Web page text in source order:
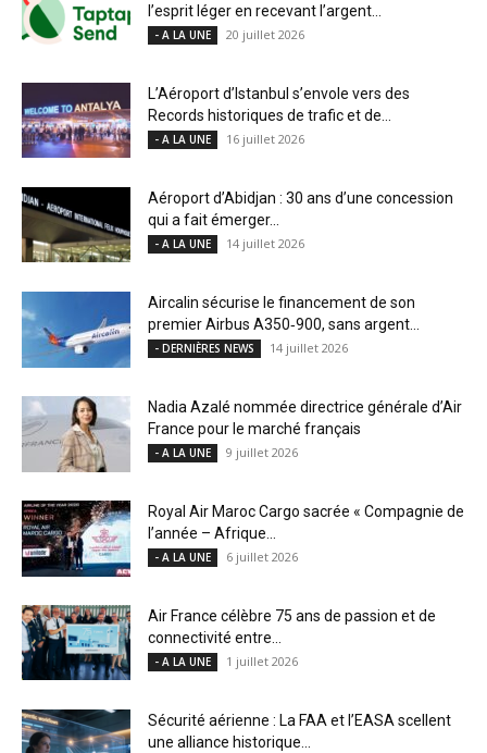
l’esprit léger en recevant l’argent...
- A LA UNE 20 juillet 2026
L’Aéroport d’Istanbul s’envole vers des
Records historiques de trafic et de...
- A LA UNE 16 juillet 2026
Aéroport d’Abidjan : 30 ans d’une concession
qui a fait émerger...
- A LA UNE 14 juillet 2026
Aircalin sécurise le financement de son
premier Airbus A350‑900, sans argent...
- DERNIÈRES NEWS 14 juillet 2026
Nadia Azalé nommée directrice générale d’Air
France pour le marché français
- A LA UNE 9 juillet 2026
Royal Air Maroc Cargo sacrée « Compagnie de
l’année – Afrique...
- A LA UNE 6 juillet 2026
Air France célèbre 75 ans de passion et de
connectivité entre...
- A LA UNE 1 juillet 2026
Sécurité aérienne : La FAA et l’EASA scellent
une alliance historique...